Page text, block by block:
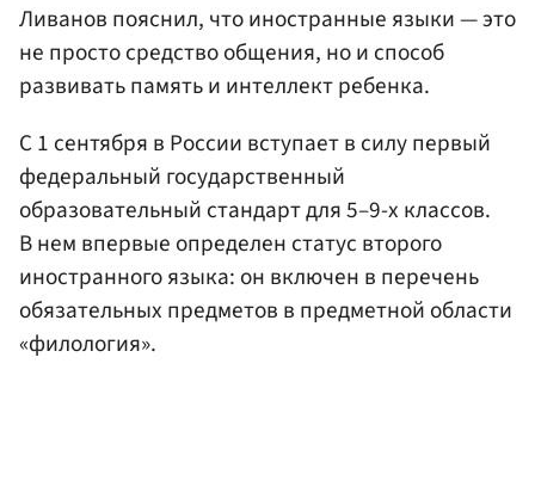
Ливанов пояснил, что иностранные языки — это
не просто средство общения, но и способ
развивать память и интеллект ребенка.
С 1 сентября в России вступает в силу первый
федеральный государственный
образовательный стандарт для 5–9-х классов.
В нем впервые определен статус второго
иностранного языка: он включен в перечень
обязательных предметов в предметной области
«филология».